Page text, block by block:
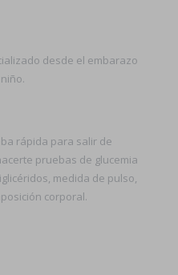
desde el embarazo
rápida para salir de
pruebas de glucemia
medida de pulso,
corporal.